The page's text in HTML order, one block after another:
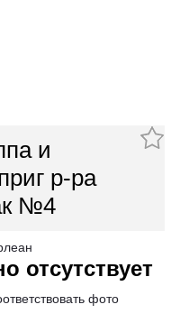
и
р-ра
№4
отсутствует
фото